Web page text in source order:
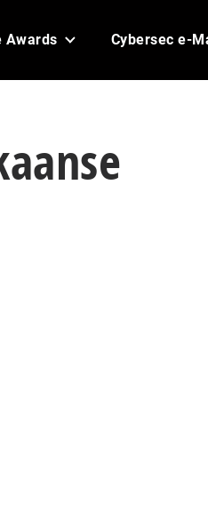
Awards Cybersec e-